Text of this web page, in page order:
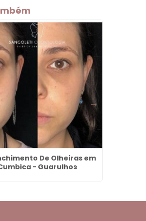
De Olheiras em
- Guarulhos